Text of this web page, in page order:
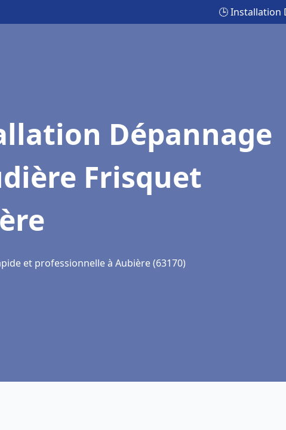
🕒 Installation
Dépannage
Frisquet
et professionnelle à Aubière (63170)